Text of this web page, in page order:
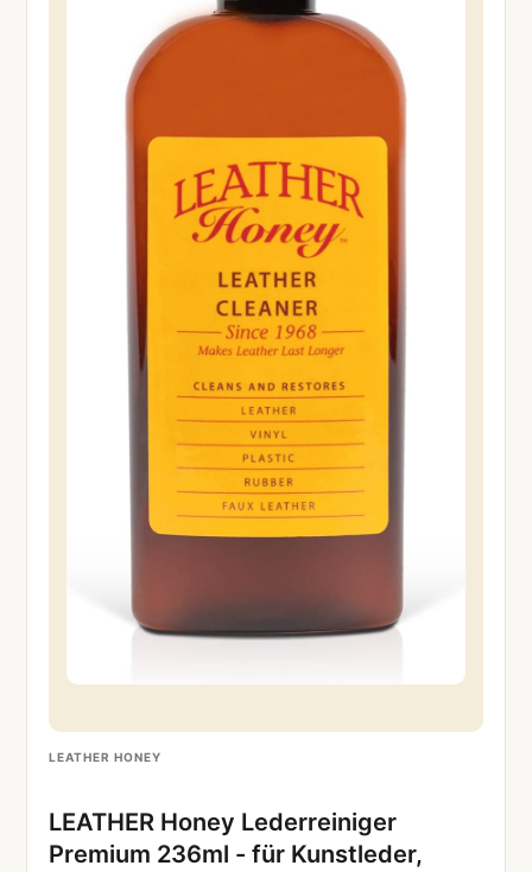
LEATHER HONEY
LEATHER Honey Lederreiniger
Premium 236ml - für Kunstleder,